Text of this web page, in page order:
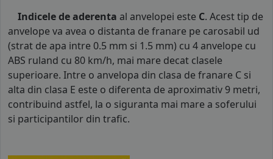
Indicele de aderenta al anvelopei este C. Acest tip de
anvelope va avea o distanta de franare pe carosabil ud
(strat de apa intre 0.5 mm si 1.5 mm) cu 4 anvelope cu
ABS ruland cu 80 km/h, mai mare decat clasele
superioare. Intre o anvelopa din clasa de franare C si
alta din clasa E este o diferenta de aproximativ 9 metri,
contribuind astfel, la o siguranta mai mare a soferului
si participantilor din trafic.